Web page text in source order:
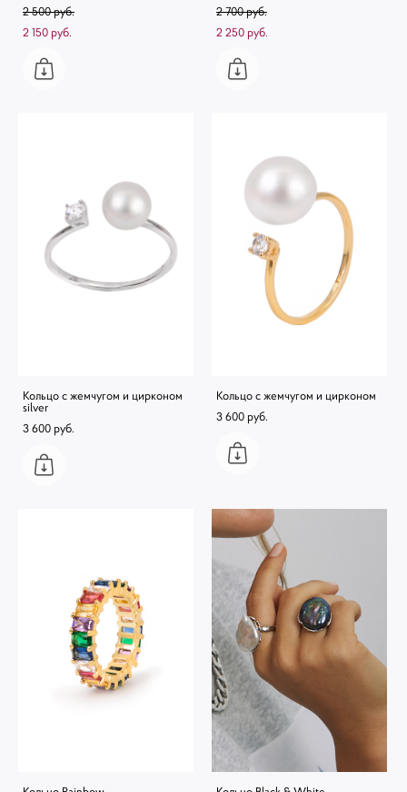
2 500 pуб.
2 150 pуб.
2 700 pуб.
2 250 pуб.
Кольцо с жемчугом и цирконом
silver
3 600 pуб.
Кольцо с жемчугом и цирконом
3 600 pуб.